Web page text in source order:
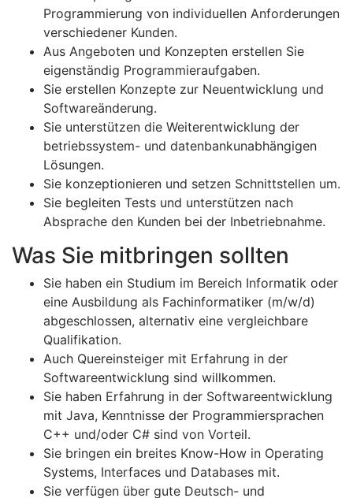
Programmierung von individuellen Anforderungen
verschiedener Kunden.
Aus Angeboten und Konzepten erstellen Sie
eigenständig Programmieraufgaben.
Sie erstellen Konzepte zur Neuentwicklung und
Softwareänderung.
Sie unterstützen die Weiterentwicklung der
betriebssystem- und datenbankunabhängigen
Lösungen.
Sie konzeptionieren und setzen Schnittstellen um.
Sie begleiten Tests und unterstützen nach
Absprache den Kunden bei der Inbetriebnahme.
Was Sie mitbringen sollten
Sie haben ein Studium im Bereich Informatik oder
eine Ausbildung als Fachinformatiker (m/w/d)
abgeschlossen, alternativ eine vergleichbare
Qualifikation.
Auch Quereinsteiger mit Erfahrung in der
Softwareentwicklung sind willkommen.
Sie haben Erfahrung in der Softwareentwicklung
mit Java, Kenntnisse der Programmiersprachen
C++ und/oder C# sind von Vorteil.
Sie bringen ein breites Know-How in Operating
Systems, Interfaces und Databases mit.
Sie verfügen über gute Deutsch- und